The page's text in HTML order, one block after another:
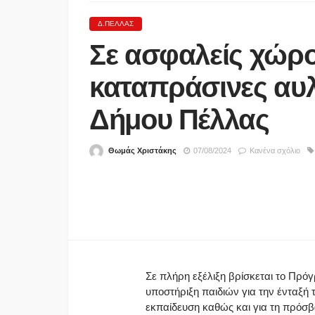
Δ.ΠΈΛΛΑΣ
Σε ασφαλείς
καταπράσινες
Δήμου Πέλλας
Θωμάς Χριστάκης 07/08/2024 Κανένα σχόλιο
Σε πλήρη εξέλιξη βρίσκεται το
υποστήριξη παιδιών για την
εκπαίδευση καθώς και για τη
ΑΘΛΗΤΙΚΆ
Προκηρύξεις και
συμμετοχής
κυπέλλου 2026-27
ΑΝΔΡΙΚΩΝ 2026-2027.
ΠΡΟΚΗΡΥΞΗ